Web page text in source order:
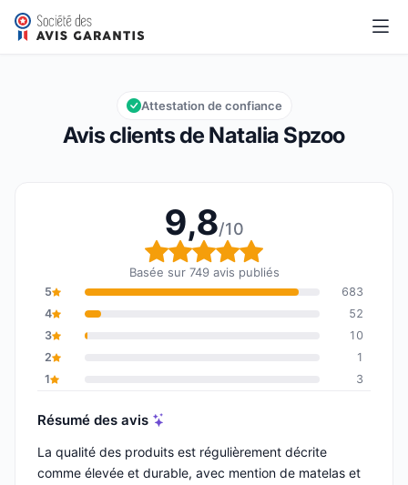
Natalia Spzoo
Note globale : 9,8 sur 10
9,8/10
Avis clients de Natalia Spzoo
Attestation de confiance
9,8/10
Note globale : 9,8 sur
Basée sur 749 avis publiés
5
683
4
52
3
10
2
1
1
3
Résumé des avis
La qualité des produits est régulièrement décrite
comme élevée et durable, avec mention de matelas et